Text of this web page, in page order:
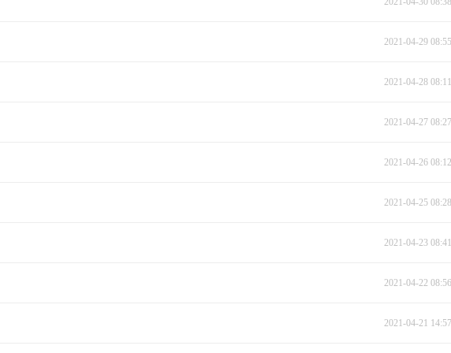
2021-04-29
2021-04-28
2021-04-27
2021-04-26
2021-04-25
2021-04-23
2021-04-22
2021-04-21